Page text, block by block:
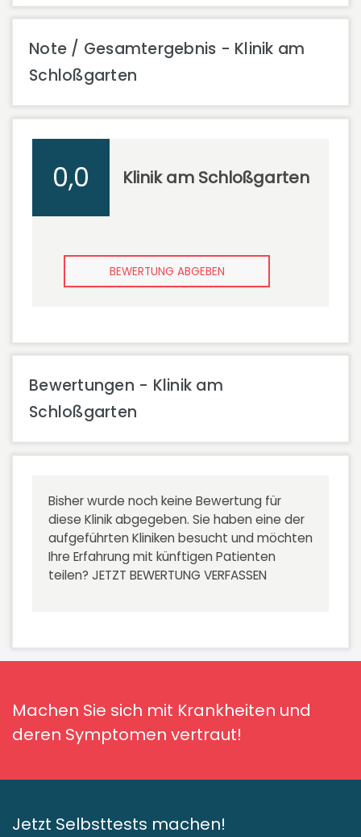
Note / Gesamtergebnis - Klinik am
Schloßgarten
0,0 Klinik am Schloßgarten
BEWERTUNG ABGEBEN
Bewertungen - Klinik am
Schloßgarten
Bisher wurde noch keine Bewertung für
diese Klinik abgegeben. Sie haben eine der
aufgeführten Kliniken besucht und möchten
Ihre Erfahrung mit künftigen Patienten
teilen? JETZT BEWERTUNG VERFASSEN
Machen Sie sich mit Krankheiten und
deren Symptomen vertraut!
Jetzt Selbsttests machen!